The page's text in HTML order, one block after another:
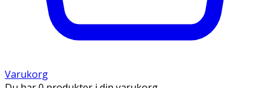
Varukorg